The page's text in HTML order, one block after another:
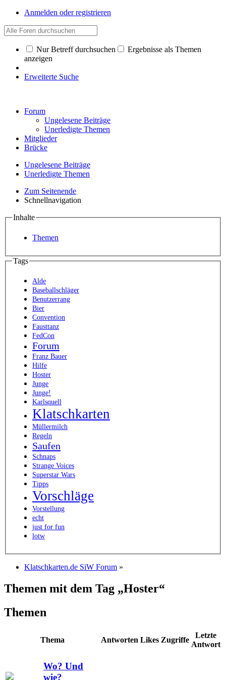
Anmelden oder registrieren
Nur Betreff durchsuchen
Ergebnisse als Themen
anzeigen
Erweiterte Suche
Forum
Ungelesene Beiträge
Unerledigte Themen
Mitglieder
Brücke
Ungelesene Beiträge
Unerledigte Themen
Zum Seitenende
Schnellnavigation
Inhalte
Themen
Tags
Alde
Baseballschläger
Benutzerrang
Bier
Convention
Fausttanz
FedCon
Forum
Franz Bauer
Hilfe
Hoster
Junge
Junge!
Karlsquell
Klatschkarten
Müllermilch
Regeln
Saufen
Schnaps
Strange Voices
Superstar Wars
Tipps
Vorschläge
Vorstellung
echt
just for fun
lotw
Klatschkarten.de SiW Forum »
Themen mit dem Tag „Hoster“
Themen
Thema Antworten Likes Zugriffe
Letzte
Antwort
Wo? Und
wie?